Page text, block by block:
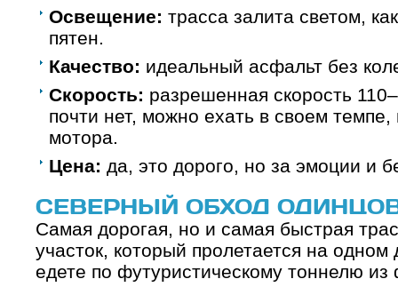
Освещение: трасса залита светом,
пятен.
Качество: идеальный асфальт без
Скорость: разрешенная скорость
почти нет, можно ехать в своем
мотора.
Цена: да, это дорого, но за эмоции и
СЕВЕРНЫЙ ОБХОД
Самая дорогая, но и самая быстрая
участок, который пролетается на
едете по футуристическому тоннелю